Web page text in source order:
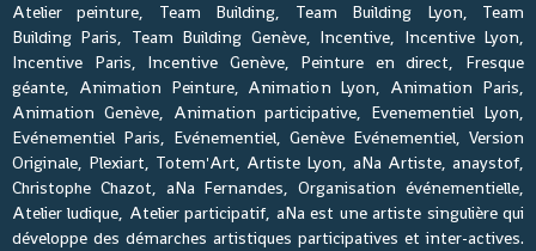
Atelier peinture, Team Building, Team Building Lyon, Team
Building Paris, Team Building Genève, Incentive, Incentive Lyon,
Incentive Paris, Incentive Genève, Peinture en direct, Fresque
géante, Animation Peinture, Animation Lyon, Animation Paris,
Animation Genève, Animation participative, Evenementiel Lyon,
Evénementiel Paris, Evénementiel, Genève Evénementiel, Version
Originale, Plexiart, Totem'Art, Artiste Lyon, aNa Artiste, anaystof,
Christophe Chazot, aNa Fernandes, Organisation événementielle,
Atelier ludique, Atelier participatif, aNa est une artiste singulière qui
développe des démarches artistiques participatives et inter-actives.